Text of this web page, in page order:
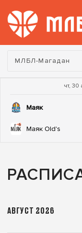
Турнир:
МЛБЛ-Магадан
чт,
Маяк
Маяк Old's
АВГУСТ 2026